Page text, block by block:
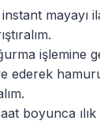
mayayı
işlemine
ederek
boyunca